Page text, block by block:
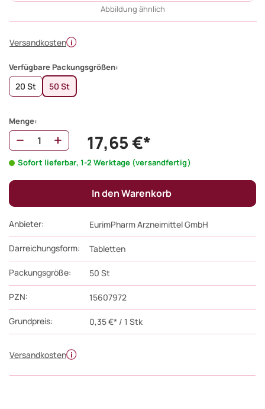
Abbildung ähnlich
Versandkosten
Versandkosten
Anbieter: EurimPharm Arzneimittel GmbH
Darreichungsform: Tabletten
Packungsgröße: 50 St
PZN: 15607972
Grundpreis: 0,35 €* / 1 Stk
Verfügbare Packungsgrößen:
20 St 50 St
Menge:
17,65 €*
Sofort lieferbar, 1-2 Werktage (versandfertig)
In den Warenkorb